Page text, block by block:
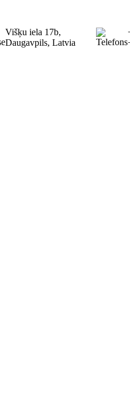
Višķu iela 17b,
Daugavpils, Latvia